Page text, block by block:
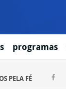
programas
PELA FÉ